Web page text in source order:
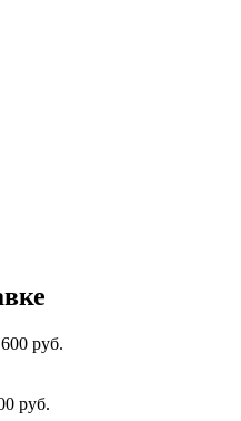
руб.
руб.